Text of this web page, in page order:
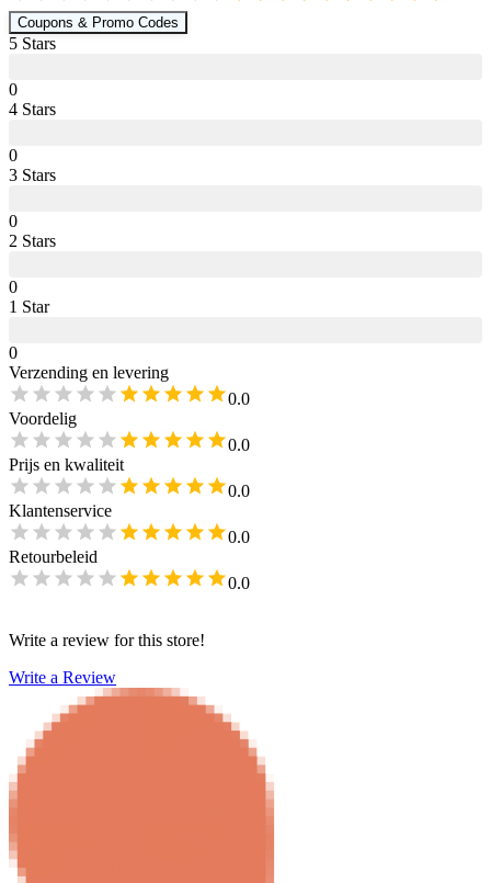
Coupons & Promo Codes
5 Stars
0
4 Stars
0
3 Stars
0
2 Stars
0
1 Star
0
Verzending en levering
0.0
Voordelig
0.0
Prijs en kwaliteit
0.0
Klantenservice
0.0
Retourbeleid
0.0
Write a review for this store!
Write a Review